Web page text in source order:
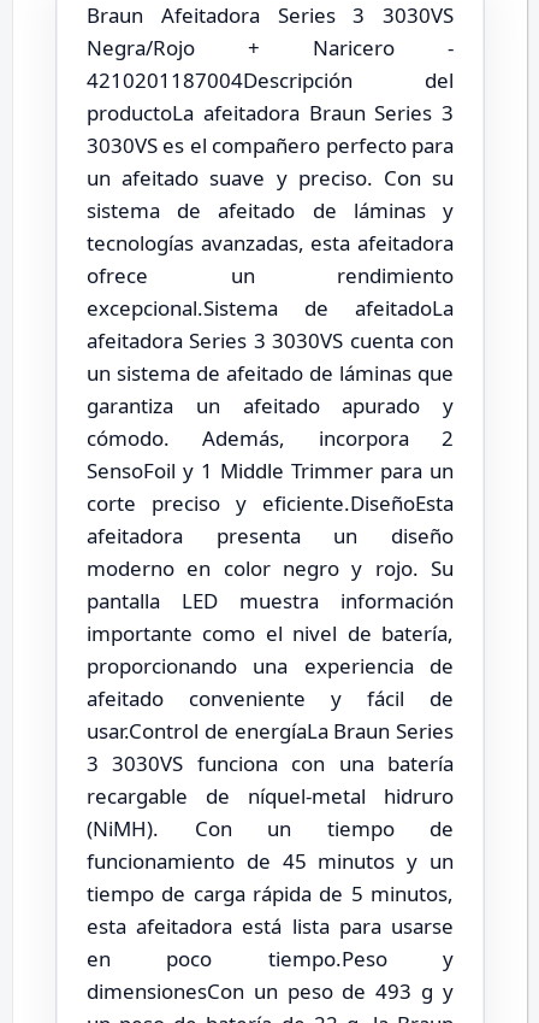
Braun Afeitadora Series 3 3030VS
Negra/Rojo + Naricero -
4210201187004Descripción del
productoLa afeitadora Braun Series 3
3030VS es el compañero perfecto para
un afeitado suave y preciso. Con su
sistema de afeitado de láminas y
tecnologías avanzadas, esta afeitadora
ofrece un rendimiento
excepcional.Sistema de afeitadoLa
afeitadora Series 3 3030VS cuenta con
un sistema de afeitado de láminas que
garantiza un afeitado apurado y
cómodo. Además, incorpora 2
SensoFoil y 1 Middle Trimmer para un
corte preciso y eficiente.DiseñoEsta
afeitadora presenta un diseño
moderno en color negro y rojo. Su
pantalla LED muestra información
importante como el nivel de batería,
proporcionando una experiencia de
afeitado conveniente y fácil de
usar.Control de energíaLa Braun Series
3 3030VS funciona con una batería
recargable de níquel-metal hidruro
(NiMH). Con un tiempo de
funcionamiento de 45 minutos y un
tiempo de carga rápida de 5 minutos,
esta afeitadora está lista para usarse
en poco tiempo.Peso y
dimensionesCon un peso de 493 g y